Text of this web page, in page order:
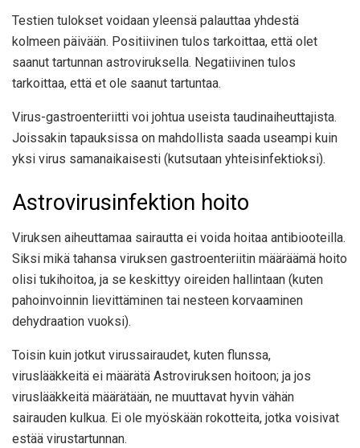
Testien tulokset voidaan yleensä palauttaa yhdestä
kolmeen päivään. Positiivinen tulos tarkoittaa, että olet
saanut tartunnan astroviruksella. Negatiivinen tulos
tarkoittaa, että et ole saanut tartuntaa.
Virus-gastroenteriitti voi johtua useista taudinaiheuttajista.
Joissakin tapauksissa on mahdollista saada useampi kuin
yksi virus samanaikaisesti (kutsutaan yhteisinfektioksi).
Astrovirusinfektion hoito
Viruksen aiheuttamaa sairautta ei voida hoitaa antibiooteilla.
Siksi mikä tahansa viruksen gastroenteriitin määräämä hoito
olisi tukihoitoa, ja se keskittyy oireiden hallintaan (kuten
pahoinvoinnin lievittäminen tai nesteen korvaaminen
dehydraation vuoksi).
Toisin kuin jotkut virussairaudet, kuten flunssa,
viruslääkkeitä ei määrätä Astroviruksen hoitoon; ja jos
viruslääkkeitä määrätään, ne muuttavat hyvin vähän
sairauden kulkua. Ei ole myöskään rokotteita, jotka voisivat
estää virustartunnan.